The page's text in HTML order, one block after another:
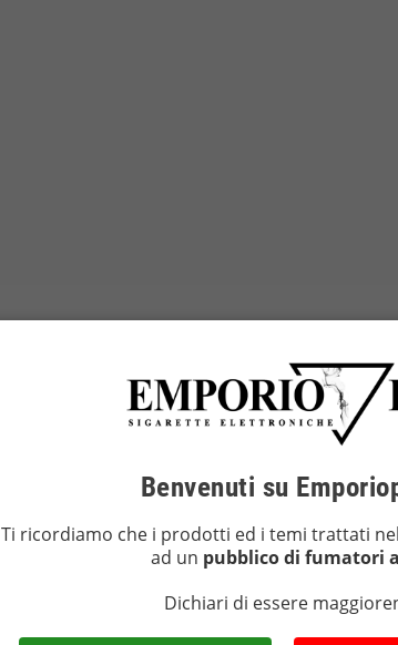
Benvenuti su
Ti ricordiamo che i prodotti ed i temi trattati
ad un pubblico di fumatori
Dichiari di essere